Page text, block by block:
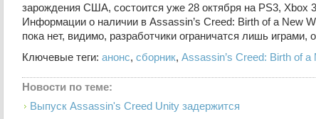
зарождения США, состоится уже 28 октября на PS3, Xbox
Информации о наличии в Assassin’s Creed: Birth of a New
пока нет, видимо, разработчики ограничатся лишь
Ключевые теги: анонс, сборник, Assassin’s Creed: Birth of a
Новости по теме:
Выпуск Assassin's Creed Unity задержится